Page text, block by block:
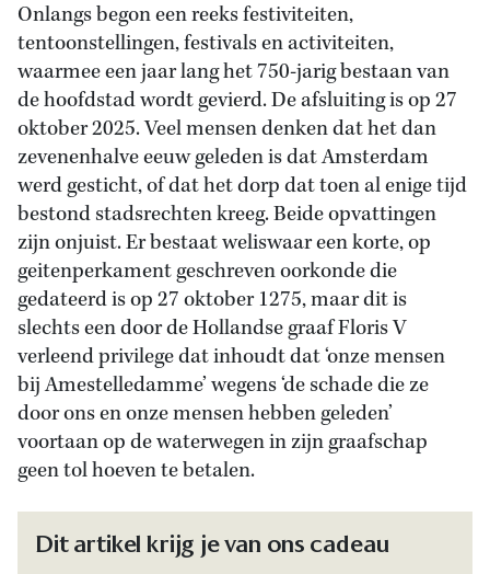
Onlangs begon een reeks festiviteiten,
tentoonstellingen, festivals en activiteiten,
waarmee een jaar lang het 750-jarig bestaan van
de hoofdstad wordt gevierd. De afsluiting is op 27
oktober 2025. Veel mensen denken dat het dan
zevenenhalve eeuw geleden is dat Amsterdam
werd gesticht, of dat het dorp dat toen al enige tijd
bestond stadsrechten kreeg. Beide opvattingen
zijn onjuist. Er bestaat weliswaar een korte, op
geitenperkament geschreven oorkonde die
gedateerd is op 27 oktober 1275, maar dit is
slechts een door de Hollandse graaf Floris V
verleend privilege dat inhoudt dat ‘onze mensen
bij Amestelledamme’ wegens ‘de schade die ze
door ons en onze mensen hebben geleden’
voortaan op de waterwegen in zijn graafschap
geen tol hoeven te betalen.
Dit artikel krijg je van ons cadeau